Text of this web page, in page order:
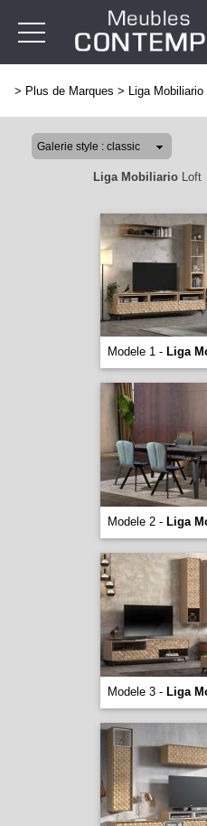
> Plus de Marques > Liga Mobiliario
Liga MobiliarioLoft
Modele 1 - Liga
Modele 2 - Liga
Modele 3 - Liga